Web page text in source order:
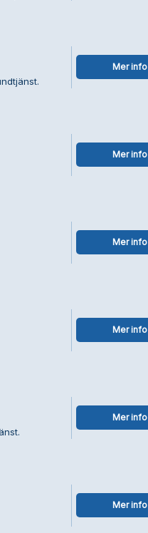
Mer info
Mer info
Mer info
Mer info
Mer info
Mer info